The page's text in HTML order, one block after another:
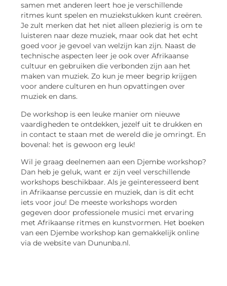
samen met anderen leert hoe je verschillende
ritmes kunt spelen en muziekstukken kunt creëren.
Je zult merken dat het niet alleen plezierig is om te
luisteren naar deze muziek, maar ook dat het echt
goed voor je gevoel van welzijn kan zijn. Naast de
technische aspecten leer je ook over Afrikaanse
cultuur en gebruiken die verbonden zijn aan het
maken van muziek. Zo kun je meer begrip krijgen
voor andere culturen en hun opvattingen over
muziek en dans.
De workshop is een leuke manier om nieuwe
vaardigheden te ontdekken, jezelf uit te drukken en
in contact te staan met de wereld die je omringt. En
bovenal: het is gewoon erg leuk!
Wil je graag deelnemen aan een Djembe workshop?
Dan heb je geluk, want er zijn veel verschillende
workshops beschikbaar. Als je geïnteresseerd bent
in Afrikaanse percussie en muziek, dan is dit echt
iets voor jou! De meeste workshops worden
gegeven door professionele musici met ervaring
met Afrikaanse ritmes en kunstvormen. Het boeken
van een Djembe workshop kan gemakkelijk online
via de website van Dununba.nl.